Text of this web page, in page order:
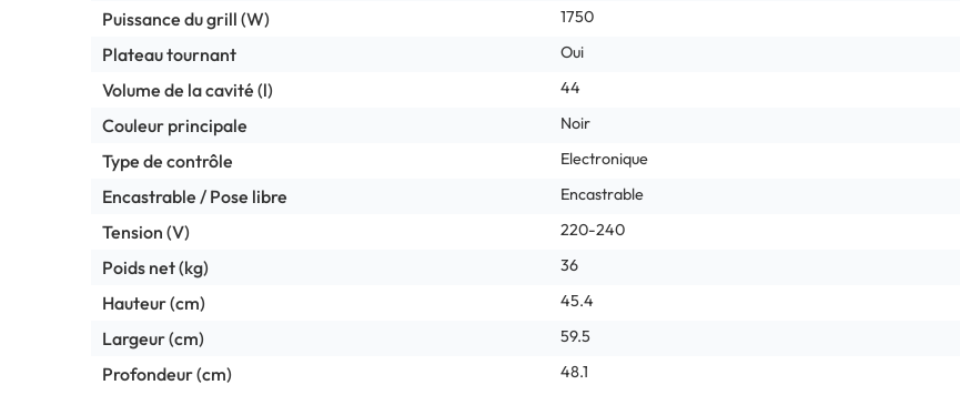
Puissance du grill (W) 1750
Plateau tournant Oui
Volume de la cavité (l) 44
Couleur principale Noir
Type de contrôle Electronique
Encastrable / Pose libre Encastrable
Tension (V) 220-240
Poids net (kg) 36
Hauteur (cm) 45.4
Largeur (cm) 59.5
Profondeur (cm) 48.1